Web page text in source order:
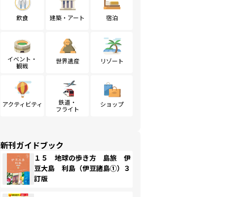
飲食 建築・アート 宿泊
イベント・
観戦
世界遺産 リゾート
アクティビティ
鉄道・
フライト
ショップ
新刊ガイドブック
１５ 地球の歩き方 島旅 伊
豆大島 利島（伊豆諸島①）３
訂版